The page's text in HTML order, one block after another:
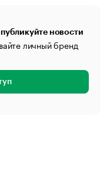
новости
личный бренд